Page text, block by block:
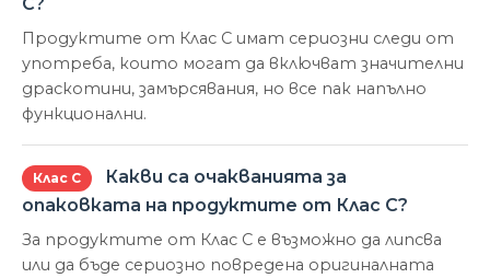
Продуктите от Клас С имат сериозни следи от
употреба, които могат да включват значителни
драскотини, замърсявания, но все пак напълно
функционални.
Клас С
Какви са очакванията за
опаковката на продуктите от Клас С?
За продуктите от Клас С е възможно да липсва
или да бъде сериозно повредена оригиналната